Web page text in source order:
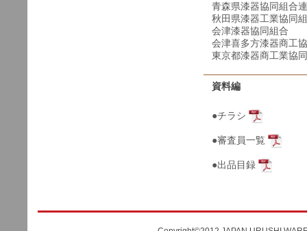
青森県漆器協同組合
秋田県漆器工業協同
会津漆器協同組合
会津喜多方漆器商工
東京都漆器商工業協
資料編
●チラシ
●審査員一覧
●出品目録